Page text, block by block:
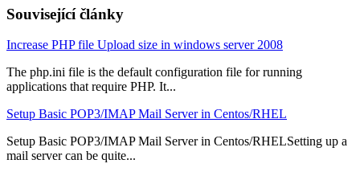
Související články
Increase PHP file Upload size in windows server 2008
The php.ini file is the default configuration file for running
applications that require PHP. It...
Setup Basic POP3/IMAP Mail Server in Centos/RHEL
Setup Basic POP3/IMAP Mail Server in Centos/RHELSetting up a
mail server can be quite...